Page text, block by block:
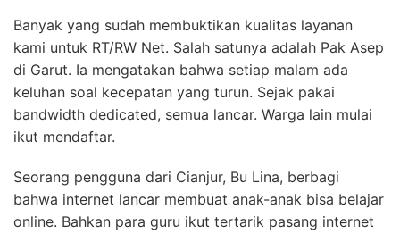
Banyak yang sudah membuktikan kualitas layanan
kami untuk RT/RW Net. Salah satunya adalah Pak Asep
di Garut. Ia mengatakan bahwa setiap malam ada
keluhan soal kecepatan yang turun. Sejak pakai
bandwidth dedicated, semua lancar. Warga lain mulai
ikut mendaftar.
Seorang pengguna dari Cianjur, Bu Lina, berbagi
bahwa internet lancar membuat anak-anak bisa belajar
online. Bahkan para guru ikut tertarik pasang internet